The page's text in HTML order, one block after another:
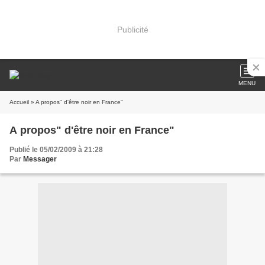
Publicité
MENU
Accueil » A propos" d'être noir en France"
A propos" d'être noir en France"
Publié le 05/02/2009 à 21:28
Par Messager